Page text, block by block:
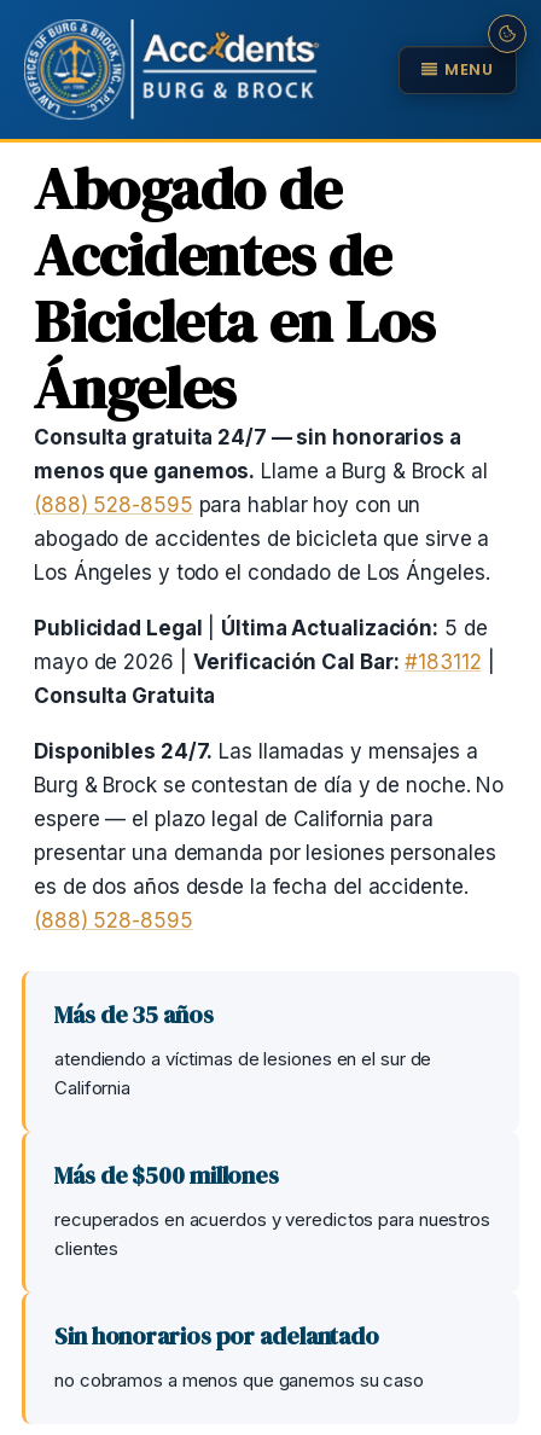
MENU
Abogado de
Accidentes de
Bicicleta en Los
Ángeles
Consulta gratuita 24/7 — sin honorarios a
menos que ganemos. Llame a Burg & Brock al
(888) 528-8595 para hablar hoy con un
abogado de accidentes de bicicleta que sirve a
Los Ángeles y todo el condado de Los Ángeles.
Publicidad Legal Última Actualización: 5 de
mayo de 2026 | Verificación Cal Bar: #183112
Consulta Gratuita
Disponibles 24/7. Las llamadas y mensajes a
Burg & Brock se contestan de día y de noche. No
espere — el plazo legal de California para
presentar una demanda por lesiones personales
es de dos años desde la fecha del accidente.
(888) 528-8595
Más de 35 años
atendiendo a víctimas de lesiones en el sur de
California
Más de $500 millones
recuperados en acuerdos y veredictos para nuestros
clientes
Sin honorarios por adelantado
no cobramos a menos que ganemos su caso